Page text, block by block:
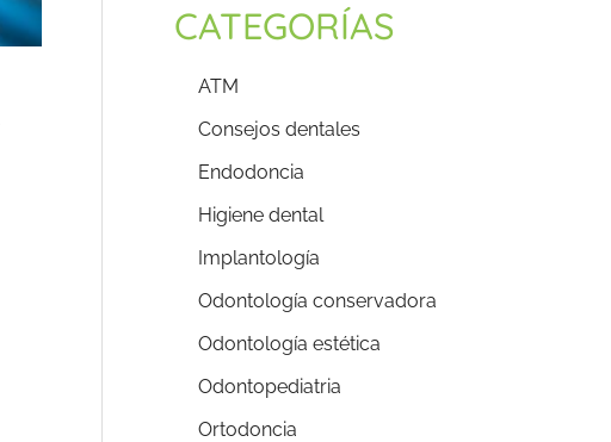
CATEGORÍAS
ATM
Consejos dentales
Endodoncia
Higiene dental
Implantología
Odontología conservadora
Odontología estética
Odontopediatria
Ortodoncia